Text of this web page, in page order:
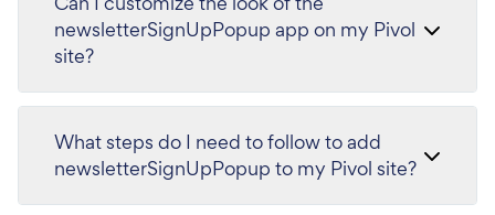
newsletterSignUpPopup app on my Pivol
site?
What steps do I need to follow to add
newsletterSignUpPopup to my Pivol site?